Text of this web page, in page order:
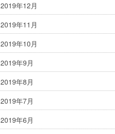
2019年12月
2019年11月
2019年10月
2019年9月
2019年8月
2019年7月
2019年6月